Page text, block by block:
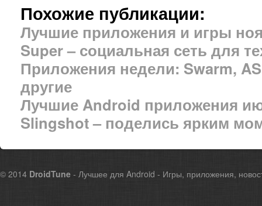
Похожие публикации:
Лучшие приложения и игры
Super – социальная сеть для
Приложения недели: Swarm,
другие
Лучшие Android приложения
Slingshot – поделись ярким
© 2014 DroidTune - Лучшее для Android - Игры, приложения,